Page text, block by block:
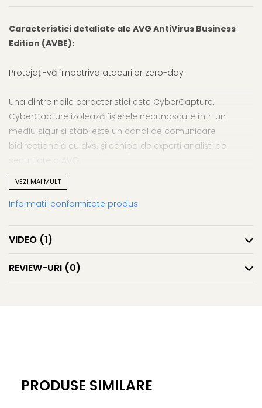
Caracteristici detaliate ale AVG AntiVirus Business
Edition (AVBE):
Protejați-vă împotriva atacurilor zero-day
Una dintre noile caracteristici este CyberCapture.
CyberCapture izolează fișierele necunoscute într-un
mediu sigur și stabilește un canal de comunicare
bidirecțională cu dvs. și echipa de experți analiști de
Antivirus de rețea
virușilor, viermilor sau troienilor
AntiMalware (AVG Resident Shield)
Ajută la protejarea identității clientului dvs. împotriva
VEZI MAI MULT
Informatii conformitate produs
VIDEO (1)
REVIEW-URI (0)
PRODUSE SIMILARE